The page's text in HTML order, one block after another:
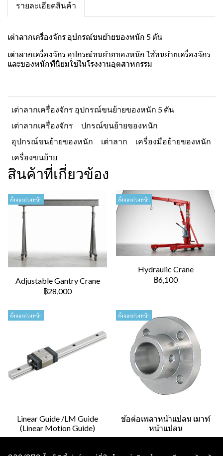
รายละเอียดสินค้า
เต่าลากเครื่องจักร อุปกรณ์ขนย้ายของหนัก 5 ตัน
เต่าลากเครื่องจักร อุปกรณ์ขนย้ายของหนัก ใช้ขนย้ายเครื่องจักร
และของหนักที่นิยมใช้ในโรงงานอุตสาหกรรม
เต่าลากเครื่องจักร อุปกรณ์ขนย้ายของหนัก 5 ตัน
เต่าลากเครื่องจักร
ปกรณ์ขนย้ายของหนัก
อุปกรณ์ขนย้ายของหนัก
เต่าลาก
เครื่องมือย้ายของหนัก
เครื่องขนย้าย
สินค้าที่เกี่ยวข้อง
สั่งจองล่วงหน้า
Adjustable Gantry Crane
฿28,000
สั่งจองล่วงหน้า
Hydraulic Crane
฿6,100
สั่งจองล่วงหน้า
Linear Guide /LM Guide
(Linear Motion Guide)
สั่งจองล่วงหน้า
ข้อต่อเพลาหน้าแปลน เมาท์
หน้าแปลน